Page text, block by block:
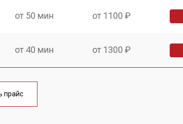
от 50 мин от 1100 ₽
от 40 мин от 1300 ₽
от 60 мин
прайс